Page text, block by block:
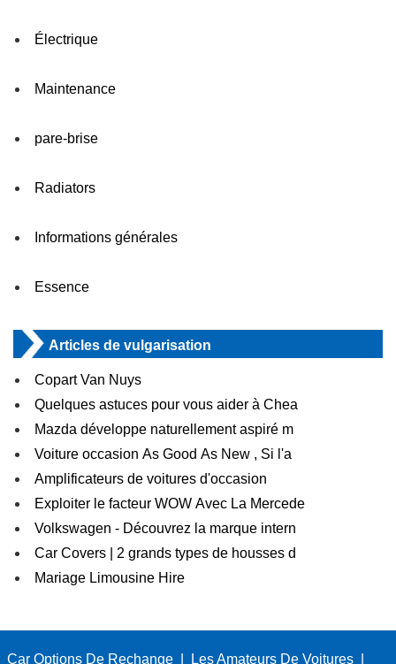
Électrique
Maintenance
pare-brise
Radiators
Informations générales
Essence
Articles de vulgarisation
Copart Van Nuys
Quelques astuces pour vous aider à Chea
Mazda développe naturellement aspiré m
Voiture occasion As Good As New , Si l'a
Amplificateurs de voitures d'occasion
Exploiter le facteur WOW Avec La Mercede
Volkswagen - Découvrez la marque intern
Car Covers | 2 grands types de housses d
Mariage Limousine Hire
Car Options De Rechange Les Amateurs De Voitures